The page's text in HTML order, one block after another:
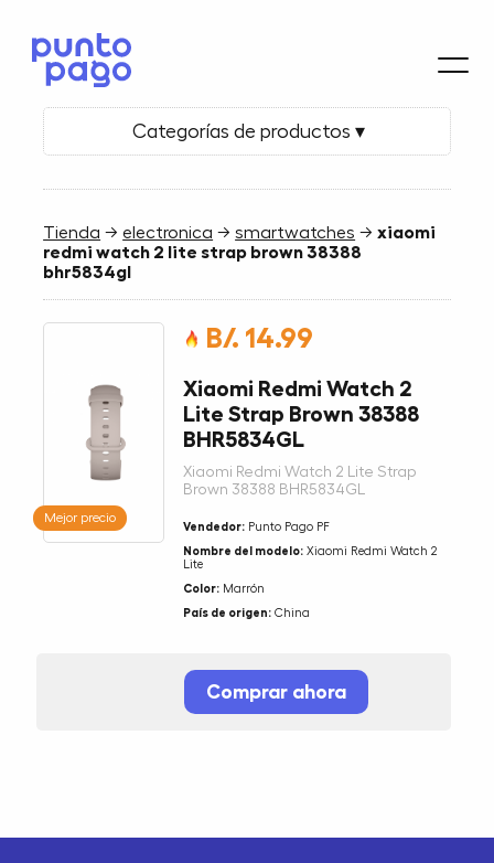
Categorías de productos ▾
Tienda →electronica →smartwatches →xiaomi
redmi watch 2 lite strap brown 38388
bhr5834gl
Mejor precio
B/. 14.99
Xiaomi Redmi Watch 2
Lite Strap Brown 38388
BHR5834GL
Xiaomi Redmi Watch 2 Lite Strap
Brown 38388 BHR5834GL
Vendedor: Punto Pago PF
Nombre del modelo: Xiaomi Redmi Watch 2
Lite
Color: Marrón
País de origen: China
Comprar ahora